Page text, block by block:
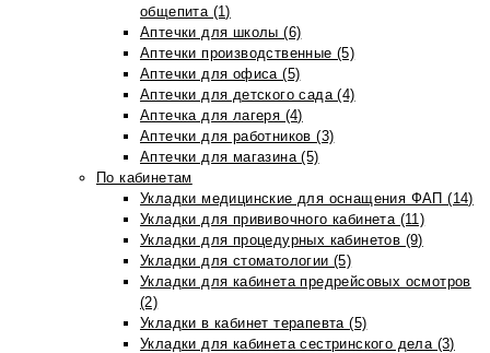
общепита (1)
Аптечки для школы (6)
Аптечки производственные (5)
Аптечки для офиса (5)
Аптечки для детского сада (4)
Аптечка для лагеря (4)
Аптечки для работников (3)
Аптечки для магазина (5)
По кабинетам
Укладки медицинские для оснащения ФАП (14)
Укладки для прививочного кабинета (11)
Укладки для процедурных кабинетов (9)
Укладки для стоматологии (5)
Укладки для кабинета предрейсовых осмотров
(2)
Укладки в кабинет терапевта (5)
Укладки для кабинета сестринского дела (3)